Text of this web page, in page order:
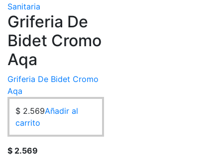
Sanitaria
Griferia De
Bidet Cromo
Aqa
Griferia De Bidet Cromo
Aqa
$ 2.569Añadir al
carrito
$ 2.569